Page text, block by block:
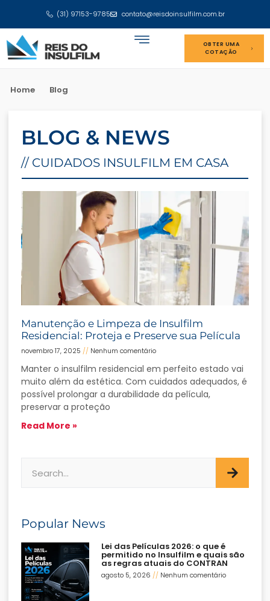
(31) 97153-9785 contato@reisdoinsulfilm.com.br
OBTER UMA
COTAÇÃO
Home Blog
BLOG & NEWS
// CUIDADOS INSULFILM EM CASA
Manutenção e Limpeza de Insulfilm
Residencial: Proteja e Preserve sua Película
novembro 17, 2025 Nenhum comentário
Manter o insulfilm residencial em perfeito estado vai
muito além da estética. Com cuidados adequados, é
possível prolongar a durabilidade da película,
preservar a proteção
Read More »
Popular News
Lei das Películas 2026: o que é
permitido no Insulfilm e quais são
as regras atuais do CONTRAN
agosto 5, 2026 Nenhum comentário